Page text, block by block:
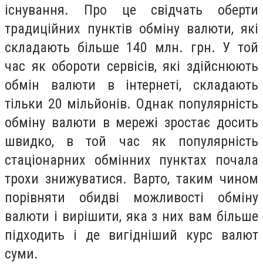
існування. Про це свідчать оберти
традиційних пунктів обміну валюти, які
складають більше 140 млн. грн. У той
час як обороти сервісів, які здійснюють
обмін валюти в інтернеті, складають
тільки 20 мільйонів. Однак популярність
обміну валюти в мережі зростає досить
швидко, в той час як популярність
стаціонарних обмінних пунктах почала
трохи знижуватися. Варто, таким чином
порівняти обидві можливості обміну
валюти і вирішити, яка з них вам більше
підходить і де вигідніший курс валют
суми.